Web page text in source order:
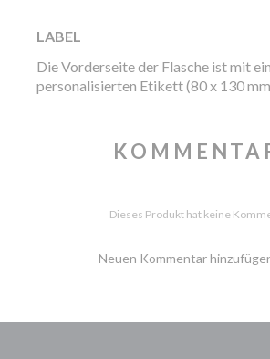
LABEL
Die Vorderseite der Flasche ist mit
personalisierten Etikett (80 x 130
Dieses Produkt hat keine
Neuen Kommentar